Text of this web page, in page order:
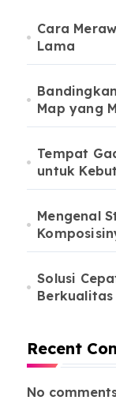
Cara
Lama
Map yang
Tempat
untuk
Mengenal
Solusi
Berkualitas
Recent
No